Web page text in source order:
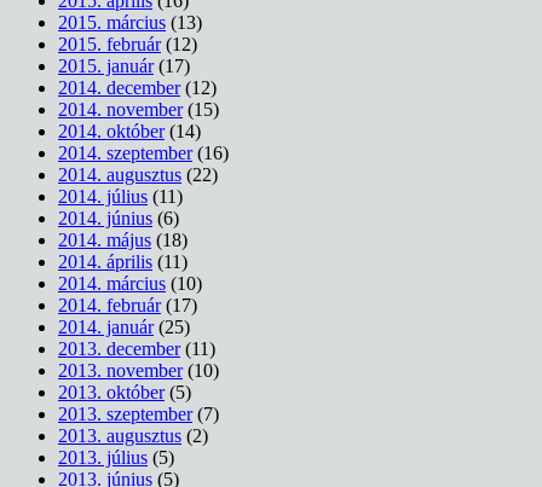
2015. március (13)
2015. február(12)
2015. január(17)
2014. december(12)
2014. november(15)
2014. október(14)
2014. szeptember(16)
2014. augusztus (22)
2014. július (11)
2014. június (6)
2014. május (18)
2014. április (11)
2014. március (10)
2014. február(17)
2014. január(25)
2013. december(11)
2013. november(10)
2013. október(5)
2013. szeptember(7)
2013. augusztus (2)
2013. július (5)
2013. június (5)